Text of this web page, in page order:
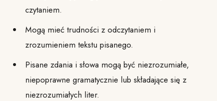
czytaniem.
Mogą mieć trudności z odczytaniem i
zrozumieniem tekstu pisanego.
Pisane zdania i słowa mogą być niezrozumiałe,
niepoprawne gramatycznie lub składające się z
niezrozumiałych liter.